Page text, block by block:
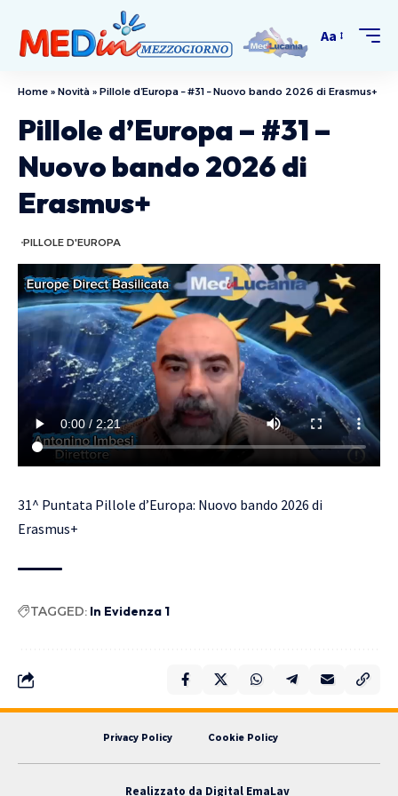
Aa
Home » Novità » Pillole d’Europa – #31 – Nuovo bando 2026 di Erasmus+
Pillole d’Europa – #31 –
Nuovo bando 2026 di
Erasmus+
PILLOLE D'EUROPA
31^ Puntata Pillole d’Europa: Nuovo bando 2026 di
Erasmus+
TAGGED: In Evidenza 1
Privacy Policy Cookie Policy
Realizzato da Digital EmaLav